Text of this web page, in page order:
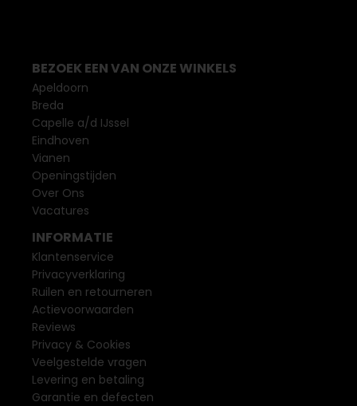
BEZOEK EEN VAN ONZE WINKELS
Apeldoorn
Breda
Capelle a/d IJssel
Eindhoven
Vianen
Openingstijden
Over Ons
Vacatures
INFORMATIE
Klantenservice
Privacyverklaring
Ruilen en retourneren
Actievoorwaarden
Reviews
Privacy & Cookies
Veelgestelde vragen
Levering en betaling
Garantie en defecten